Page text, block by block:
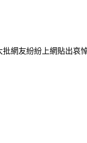
網友紛紛上網貼出哀